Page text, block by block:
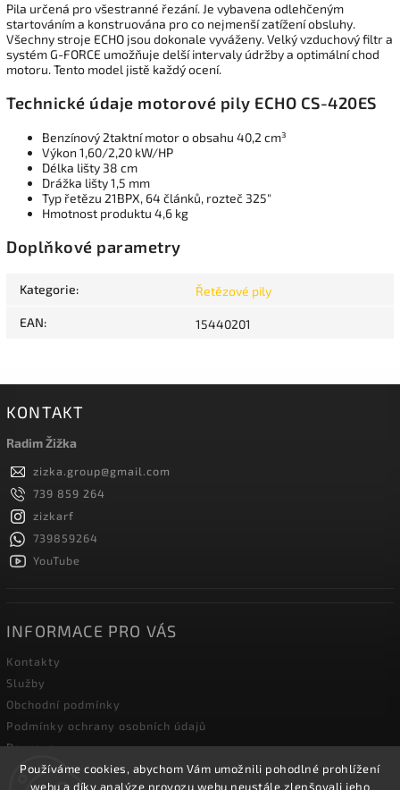
Používáme cookies, abychom Vám umožnili pohodlné prohlížení
webu a díky analýze provozu webu neustále zlepšovali jeho
Pila určená pro všestranné řezání. Je vybavena odlehčeným
startováním a konstruována pro co nejmenší zatížení obsluhy.
Všechny stroje ECHO jsou dokonale vyváženy. Velký vzduchový filtr a
systém G-FORCE umožňuje delší intervaly údržby a optimální chod
motoru. Tento model jistě každý ocení.
Technické údaje motorové pily ECHO CS-420ES
Benzínový 2taktní motor o obsahu 40,2 cm³
Výkon 1,60/2,20 kW/HP
Délka lišty 38 cm
Drážka lišty 1,5 mm
Typ řetězu 21BPX, 64 článků, rozteč 325"
Hmotnost produktu 4,6 kg
Doplňkové parametry
Kategorie: Řetězové pily
EAN: 15440201
KONTAKT
Radim Žižka
zizka.group@gmail.com
739 859 264
zizkarf
739859264
YouTube
INFORMACE PRO VÁS
Kontakty
Služby
Obchodní podmínky
Podmínky ochrany osobních údajů
Doprava
Blog zahradní techniky